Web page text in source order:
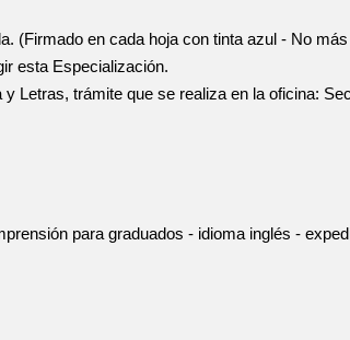
(Firmado en cada hoja con tinta azul - No
esta Especialización.
Letras, trámite que se realiza en la oficina:
para graduados - idioma inglés -